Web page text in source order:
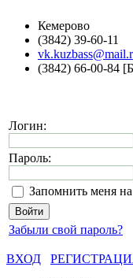
Кемерово
(3842) 39-60-11
(3842) 66-00-84
Логин:
Пароль:
Запомнить меня
Забыли свой пароль?
ВХОД